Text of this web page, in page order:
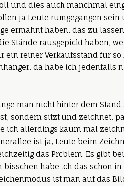
und dies auch manchmal
ja Leute rumgegangen sein
ermahnt haben, das zu
Stände rausgepickt haben,
ein reiner Verkaufsstand für so
da habe ich jedenfalls
man nicht hinter dem Stand
sondern sitzt und zeichnet,
ich allerdings kaum mal
ist ja, Leute beim
das Problem. Es gibt
habe ich das schon in
ist man auf das